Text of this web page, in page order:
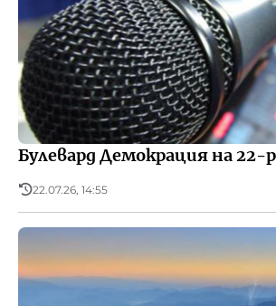
Булевард Демокрация на 22-
22.07.26, 14:55